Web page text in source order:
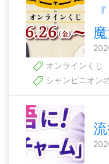
オンラインくじ
シャンピニオン